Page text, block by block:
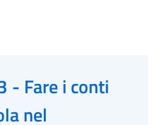
- Fare i conti
nel